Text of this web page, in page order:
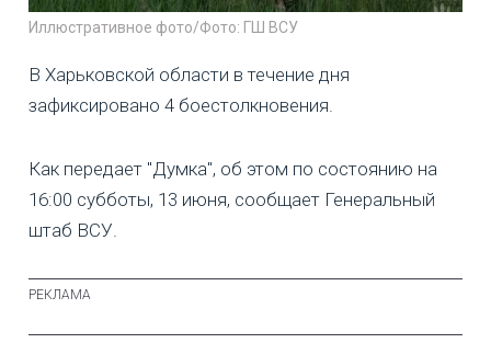
Иллюстративное фото/Фото: ГШ ВСУ
В Харьковской области в течение дня
зафиксировано 4 боестолкновения.
Как передает "Думка", об этом по состоянию на
16:00 субботы, 13 июня, сообщает Генеральный
штаб ВСУ.